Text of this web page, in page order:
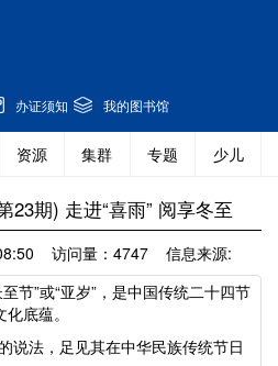
办证须知 我的图书馆
资源 集群 专题 少儿
23期) 走进“喜雨” 阅享冬至
访问量：4747 信息来源:
至节”或“亚岁”，是中国传统二十四节
底蕴。
说法，足见其在中华民族传统节日